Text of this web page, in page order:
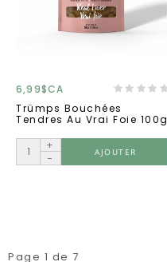
6,99$CA
Trümps Bouchées
Tendres Au Vrai Foie 100g
+
-
AJOUTER
Page 1 de 7